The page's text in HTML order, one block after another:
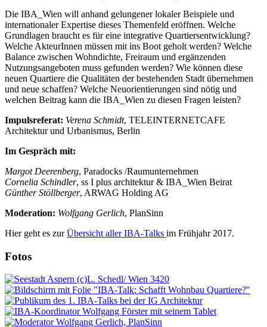
Die IBA_Wien will anhand gelungener lokaler Beispiele und
internationaler Expertise dieses Themenfeld eröffnen. Welche
Grundlagen braucht es für eine integrative Quartiersentwicklung?
Welche AkteurInnen müssen mit ins Boot geholt werden? Welche
Balance zwischen Wohndichte, Freiraum und ergänzenden
Nutzungsangeboten muss gefunden werden? Wie können diese
neuen Quartiere die Qualitäten der bestehenden Stadt übernehmen
und neue schaffen? Welche Neuorientierungen sind nötig und
welchen Beitrag kann die IBA_Wien zu diesen Fragen leisten?
Impulsreferat: Verena Schmidt, TELEINTERNETCAFE
Architektur und Urbanismus, Berlin
Im Gespräch mit:
Margot Deerenberg, Paradocks /Raumunternehmen
Cornelia Schindler, ss I plus architektur & IBA_Wien Beirat
Günther Stöllberger, ARWAG Holding AG
Moderation: Wolfgang Gerlich, PlanSinn
Hier geht es zurÜbersicht aller IBA-Talks im Frühjahr 2017.
Fotos